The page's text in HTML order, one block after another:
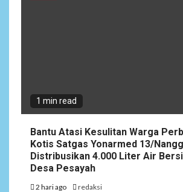
1 min read
Bantu Atasi Kesulitan Warga
Kotis Satgas Yonarmed 13/
Distribusikan 4.000 Liter Air
Desa Pesayah
2 hari ago redaksi